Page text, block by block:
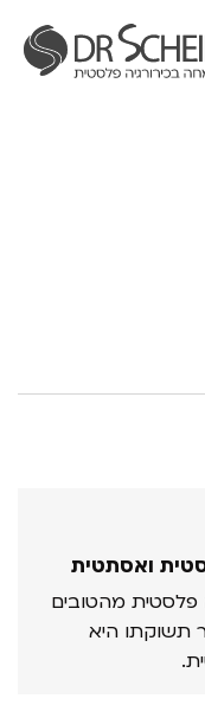
ואסתטית
פלסטית מהטובים
תשוקתו היא